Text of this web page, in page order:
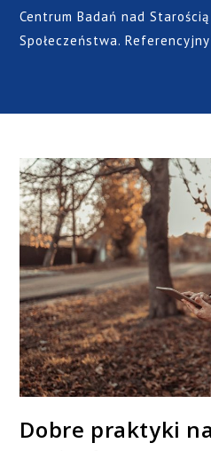
Centrum Badań nad
Społeczeństwa.
Dobre praktyki